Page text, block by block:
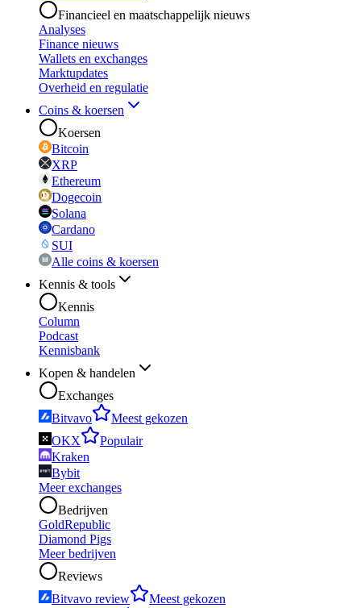
Financieel en maatschappelijk nieuws
Analyses
Finance nieuws
Wallets en exchanges
Marktupdates
Overheid en regulatie
Coins & koersen
Koersen
Bitcoin
XRP
Ethereum
Dogecoin
Solana
Cardano
SUI
Alle coins & koersen
Kennis & tools
Kennis
Column
Podcast
Kennisbank
Kopen & handelen
Exchanges
Bitvavo
Meest gekozen
OKX
Populair
Kraken
Bybit
Meer exchanges
Bedrijven
GoldRepublic
Diamond Pigs
Meer bedrijven
Reviews
Bitvavo review
Meest gekozen